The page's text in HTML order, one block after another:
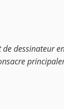
dessinateur